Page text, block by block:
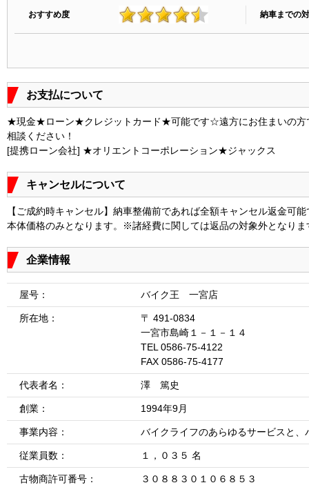
おすすめ度
4.6
納車までの
お支払について
★現金★ローン★クレジットカード★可能です☆遠方にお住まいの方
相談ください！
[提携ローン会社] ★オリエントコーポレーション★ジャックス
キャンセルについて
【ご成約時キャンセル】納車整備前であれば全額キャンセル返金
本体価格のみとなります。※諸経費に関しては返品の対象外となりま
企業情報
屋号： バイク王 一宮店
所在地：
〒 491-0834
一宮市島崎１－１－１４
TEL 0586-75-4122
FAX 0586-75-4177
代表者名： 澤 篤史
創業： 1994年9月
事業内容： バイクライフのあらゆるサービスと
従業員数： １，０３５ 名
古物商許可番号： ３０８８３０１０６８５３